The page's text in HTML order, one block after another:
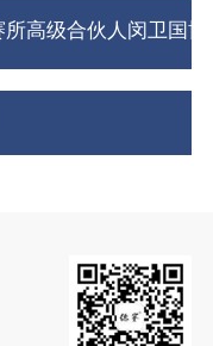
所高级合伙人闵卫国